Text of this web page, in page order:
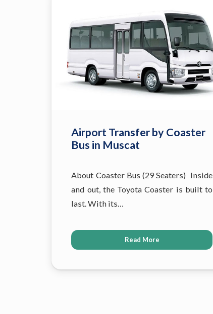
Airport Transfer by Coaster
Bus in Muscat
About Coaster Bus (29 Seaters) Inside
and out, the Toyota Coaster is built to
last. With its…
Read More